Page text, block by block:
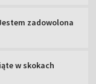
zadowolona
w skokach